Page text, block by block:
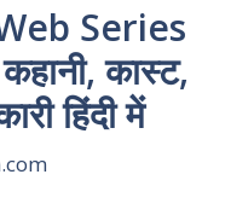
Series
कास्ट,
हिंदी में